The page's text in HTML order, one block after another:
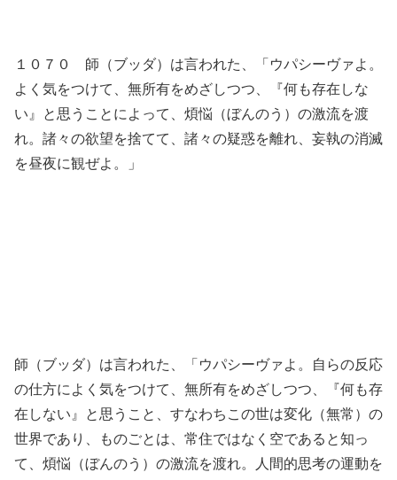
１０７０ 師（ブッダ）は言われた、「ウパシーヴァよ。
よく気をつけて、無所有をめざしつつ、『何も存在しな
い』と思うことによって、煩悩（ぼんのう）の激流を渡
れ。諸々の欲望を捨てて、諸々の疑惑を離れ、妄執の消滅
を昼夜に観ぜよ。」
師（ブッダ）は言われた、「ウパシーヴァよ。自らの反応
の仕方によく気をつけて、無所有をめざしつつ、『何も存
在しない』と思うこと、すなわちこの世は変化（無常）の
世界であり、ものごとは、常住ではなく空であると知っ
て、煩悩（ぼんのう）の激流を渡れ。人間的思考の運動を